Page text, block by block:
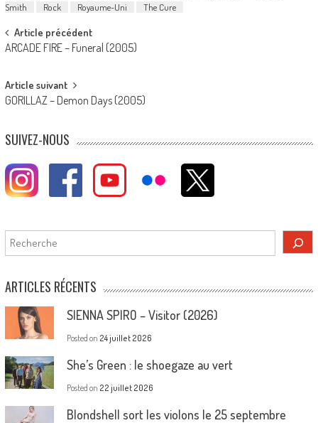
Smith
Rock Royaume-Uni The Cure
Post
navigation
Article précédent
ARCADE FIRE – Funeral (2005)
Article suivant
GORILLAZ – Demon Days (2005)
SUIVEZ-NOUS
Rechercher
ARTICLES RÉCENTS
SIENNA SPIRO – Visitor (2026)
Posted on 24 juillet 2026
She’s Green : le shoegaze au vert
Posted on 22 juillet 2026
Blondshell sort les violons le 25 septembre